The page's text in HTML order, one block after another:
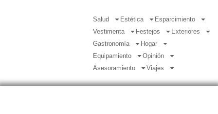
Salud Estética
Esparcimiento
Vestimenta
Festejos
Exteriores
Gastronomía
Hogar
Equipamiento
Opinión
Asesoramiento
Viajes